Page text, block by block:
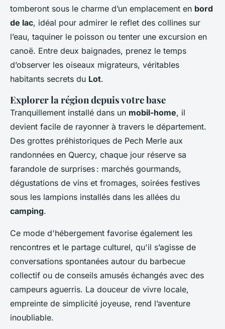
tomberont sous le charme d’un emplacement en bord
de lac, idéal pour admirer le reflet des collines sur
l’eau, taquiner le poisson ou tenter une excursion en
canoë. Entre deux baignades, prenez le temps
d’observer les oiseaux migrateurs, véritables
habitants secrets du Lot.
Explorer la région depuis votre base
Tranquillement installé dans un mobil-home, il
devient facile de rayonner à travers le département.
Des grottes préhistoriques de Pech Merle aux
randonnées en Quercy, chaque jour réserve sa
farandole de surprises : marchés gourmands,
dégustations de vins et fromages, soirées festives
sous les lampions installés dans les allées du
camping.
Ce mode d'hébergement favorise également les
rencontres et le partage culturel, qu'il s’agisse de
conversations spontanées autour du barbecue
collectif ou de conseils amusés échangés avec des
campeurs aguerris. La douceur de vivre locale,
empreinte de simplicité joyeuse, rend l’aventure
inoubliable.